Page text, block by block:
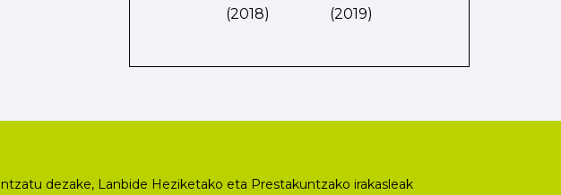
(2018)
(2019)
dezake, Lanbide Heziketako eta Prestakuntzako irakasleak